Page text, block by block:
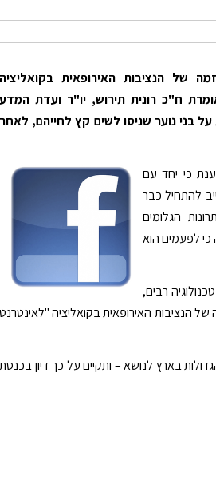
של הנציבות האירופאית בקואליציה
ח"כ רונית תירוש, יו"ר ועדת המדע
בני נוער שניסו לשים קץ לחייהם, לאחר
כי יחד עם
להתחיל כבר
הגלומים
לפעמים הוא
רבים,
הנציבות האירופאית בקואליציה "לאינטרנט
בארץ לנושא – ותקיים על כך דיון בכנסת